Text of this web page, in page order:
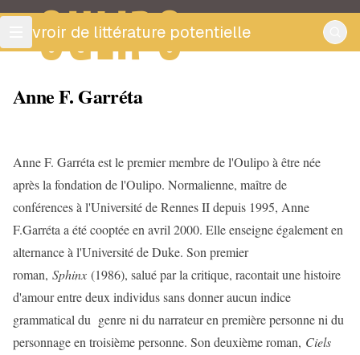
OULIPO
ouvroir de littérature potentielle
Anne F. Garréta
Anne F. Garréta est le premier membre de l'Oulipo à être née
après la fondation de l'Oulipo. Normalienne, maître de
conférences à l'Université de Rennes II depuis 1995, Anne
F.Garréta a été cooptée en avril 2000. Elle enseigne également en
alternance à l'Université de Duke. Son premier
roman, Sphinx (1986), salué par la critique, racontait une histoire
d'amour entre deux individus sans donner aucun indice
grammatical du genre ni du narrateur en première personne ni du
personnage en troisième personne. Son deuxième roman, Ciels